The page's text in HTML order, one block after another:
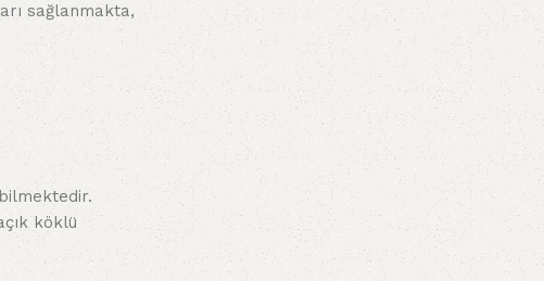
sağlanmakta,
köklü